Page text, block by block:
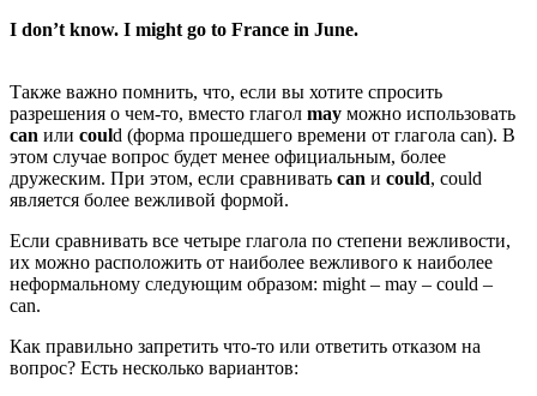
I don’t know. I might go to France in June.
Также важно помнить, что, если вы хотите спросить
разрешения о чем-то, вместо глагол may можно использовать
can или could (форма прошедшего времени от глагола can). В
этом случае вопрос будет менее официальным, более
дружеским. При этом, если сравнивать can и could, could
является более вежливой формой.
Если сравнивать все четыре глагола по степени вежливости,
их можно расположить от наиболее вежливого к наиболее
неформальному следующим образом: might – may – could –
can.
Как правильно запретить что-то или ответить отказом на
вопрос? Есть несколько вариантов: